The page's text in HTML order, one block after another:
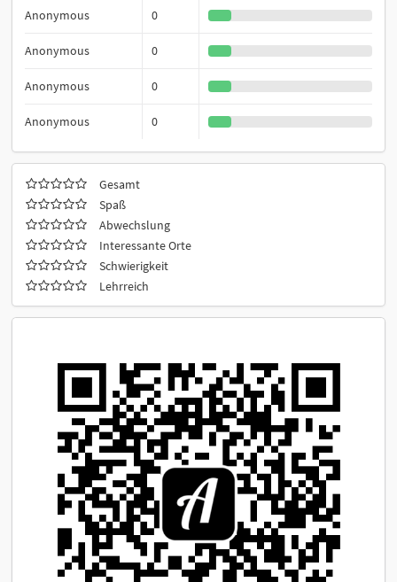
Anonymous 0
Anonymous 0
Anonymous 0
Anonymous 0
Gesamt
Spaß
Abwechslung
Interessante Orte
Schwierigkeit
Lehrreich